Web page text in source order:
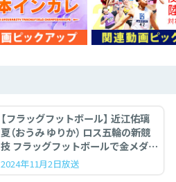
【フラッグフットボール】 近江佑璃
夏（おうみ ゆりか） ロス五輪の新競
技 フラッグフットボールで金メダル
を！
2024年11月2日放送